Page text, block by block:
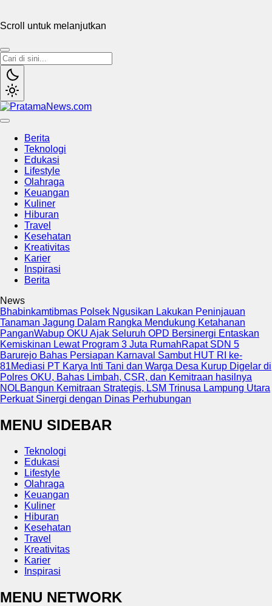
Scroll untuk melanjutkan
Berita
Teknologi
Edukasi
Lifestyle
Olahraga
Keuangan
Kuliner
Hiburan
Travel
Kesehatan
Kreativitas
Karier
Inspirasi
Berita
News
Bhabinkamtibmas Polsek Ngusikan Lakukan Peninjauan
Tanaman Jagung Dalam Rangka Mendukung Ketahanan
PanganWabup OKU Ajak Seluruh OPD Bersinergi Entaskan
Kemiskinan Lewat Program 3 Juta RumahRapat SDN 5
Barurejo Bahas Persiapan Karnaval Sambut HUT RI ke-
81Mediasi PT Karya Inti Tani dan Warga Desa Kurup Digelar di
Polres OKU, Bahas Limbah, CSR, dan Kemitraan hasilnya
NOLBangun Kemitraan Strategis, LSM Trinusa Lampung Utara
Perkuat Sinergi dengan Dinas Perhubungan
MENU SIDEBAR
Teknologi
Edukasi
Lifestyle
Olahraga
Keuangan
Kuliner
Hiburan
Kesehatan
Travel
Kreativitas
Karier
Inspirasi
MENU NETWORK